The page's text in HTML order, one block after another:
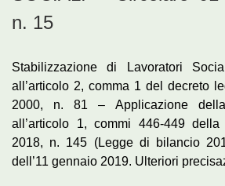
n. 15
Stabilizzazione di Lavoratori
all’articolo 2, comma 1 del decreto
2000, n. 81 – Applicazione
all’articolo 1, commi 446-449
2018, n. 145 (Legge di bilancio
dell’11 gennaio 2019. Ulteriori